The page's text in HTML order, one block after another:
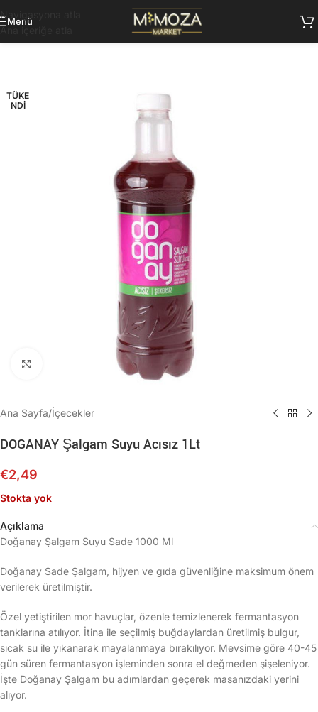
Navigasyona atla
Ana içeriğe atla
Menü
TÜKE
NDI
Büyütmek için tıklayın
Ana Sayfa/İçecekler
DOGANAY Şalgam Suyu Acısız 1Lt
€2,49
Stokta yok
Açıklama
Doğanay Şalgam Suyu Sade 1000 Ml
Doğanay Sade Şalgam, hijyen ve gıda güvenliğine maksimum önem
verilerek üretilmiştir.
Özel yetiştirilen mor havuçlar, özenle temizlenerek fermantasyon
tanklarına atılıyor. İtina ile seçilmiş buğdaylardan üretilmiş bulgur,
sıcak su ile yıkanarak mayalanmaya bırakılıyor. Mevsime göre 40-45
gün süren fermantasyon işleminden sonra el değmeden şişeleniyor.
İşte Doğanay Şalgam bu adımlardan geçerek masanızdaki yerini
alıyor.